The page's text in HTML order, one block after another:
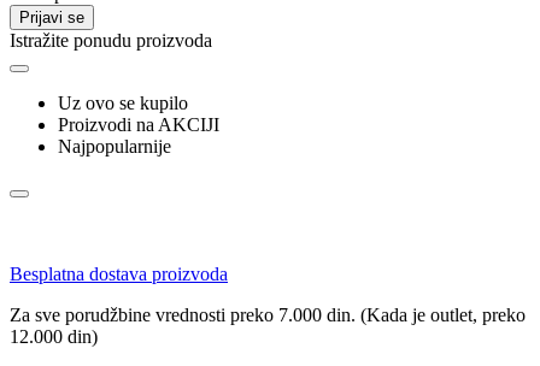
Prijavi se
Istražite ponudu proizvoda
Uz ovo se kupilo
Proizvodi na AKCIJI
Najpopularnije
Besplatna dostava proizvoda
Za sve porudžbine vrednosti preko 7.000 din. (Kada je outlet, preko
12.000 din)